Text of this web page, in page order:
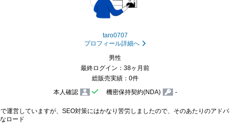
taro0707
プロフィール詳細へ
男性
最終ログイン：38ヶ月前
総販売実績：0件
本人確認
機密保持契約(NDA) -
運営していますが、SEO対策にはかなり苦労しましたので、そのあたりのアド
ロード